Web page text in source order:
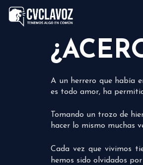
A un herrero que había
es todo amor, ha
Tomando un trozo de
hacer lo mismo muchas
Cada vez que vivimos
hemos sido olvidados por